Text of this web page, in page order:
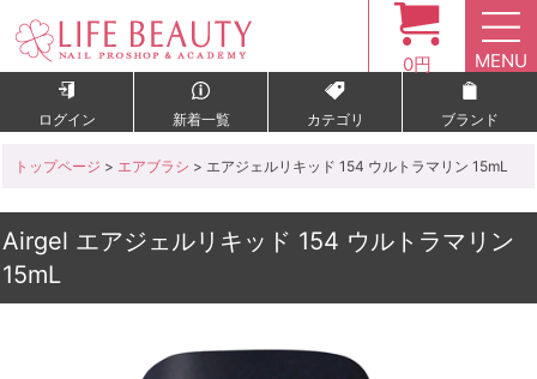
0円 MENU
ログイン 新着一覧 カテゴリ ブランド
トップページ > エアブラシ > エアジェルリキッド 154 ウルトラマリン 15mL
Airgel エアジェルリキッド 154 ウルトラマリン
15mL